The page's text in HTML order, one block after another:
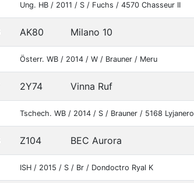
Ung. HB / 2011 / S / Fuchs / 4570 Chasseur II
AK80 Milano 10
Österr. WB / 2014 / W / Brauner / Meru
2Y74 Vinna Ruf
Tschech. WB / 2014 / S / Brauner / 5168 Lyjanero
Z104 BEC Aurora
ISH / 2015 / S / Br / Dondoctro Ryal K